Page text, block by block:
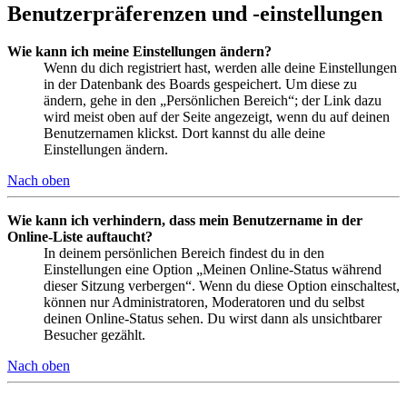
Benutzerpräferenzen und -einstellungen
Wie kann ich meine Einstellungen ändern?
Wenn du dich registriert hast, werden alle deine Einstellungen
in der Datenbank des Boards gespeichert. Um diese zu
ändern, gehe in den „Persönlichen Bereich“; der Link dazu
wird meist oben auf der Seite angezeigt, wenn du auf deinen
Benutzernamen klickst. Dort kannst du alle deine
Einstellungen ändern.
Nach oben
Wie kann ich verhindern, dass mein Benutzername in der
Online-Liste auftaucht?
In deinem persönlichen Bereich findest du in den
Einstellungen eine Option „Meinen Online-Status während
dieser Sitzung verbergen“. Wenn du diese Option einschaltest,
können nur Administratoren, Moderatoren und du selbst
deinen Online-Status sehen. Du wirst dann als unsichtbarer
Besucher gezählt.
Nach oben